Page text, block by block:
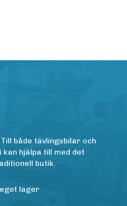
både tävlingsbilar och
hjälpa till med det
butik.
lager